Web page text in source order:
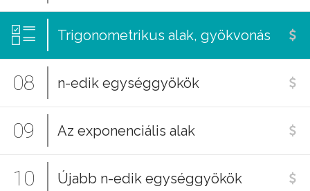
Trigonometrikus alak, gyökvonás
08 n-edik egységgyökök
09 Az exponenciális alak
10 Újabb n-edik egységgyökök